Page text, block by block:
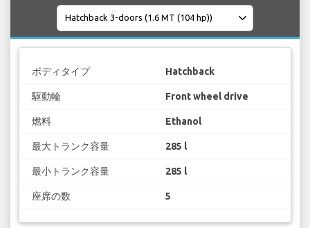
ボディタイプ Hatchback
駆動輪 Front wheel drive
燃料 Ethanol
最大トランク容量 285 l
最小トランク容量 285 l
座席の数 5